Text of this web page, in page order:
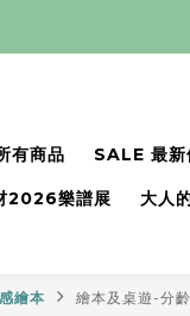
有商品 SALE 最新
2026樂譜展 大人
繪本 繪本及桌遊-分齡